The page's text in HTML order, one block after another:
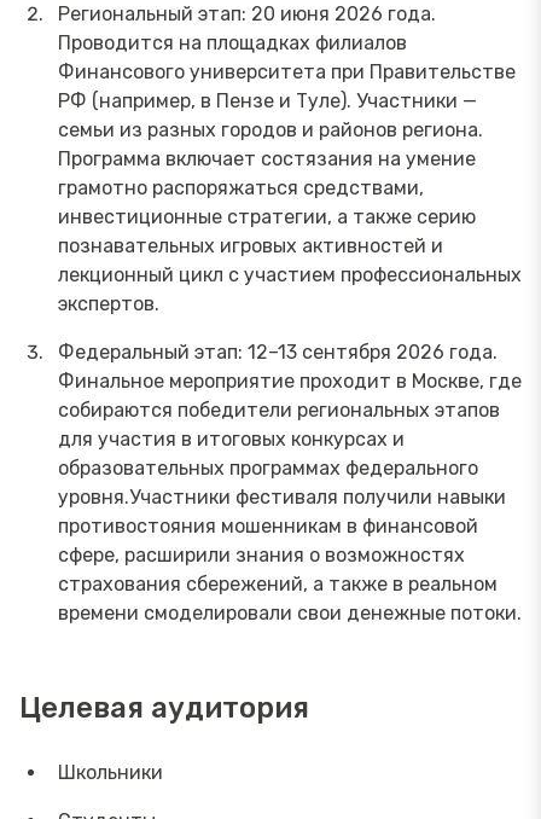
Региональный этап: 20 июня 2026 года.
Проводится на площадках филиалов
Финансового университета при Правительстве
РФ (например, в Пензе и Туле). Участники —
семьи из разных городов и районов региона.
Программа включает состязания на умение
грамотно распоряжаться средствами,
инвестиционные стратегии, а также серию
познавательных игровых активностей и
лекционный цикл с участием профессиональных
экспертов.
Федеральный этап: 12–13 сентября 2026 года.
Финальное мероприятие проходит в Москве, где
собираются победители региональных этапов
для участия в итоговых конкурсах и
образовательных программах федерального
уровня.Участники фестиваля получили навыки
противостояния мошенникам в финансовой
сфере, расширили знания о возможностях
страхования сбережений, а также в реальном
времени смоделировали свои денежные потоки.
Целевая аудитория
Школьники